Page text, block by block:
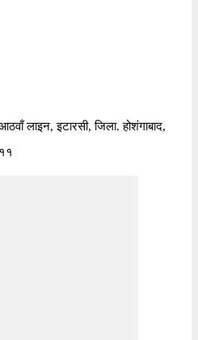
लाइन, इटारसी, जिला. होशंगाबाद,